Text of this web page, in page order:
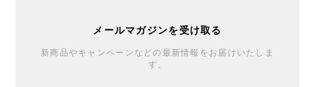
メールマガジンを受け取る
新商品やキャンペーンなどの最新情報をお届けいたしま
す。